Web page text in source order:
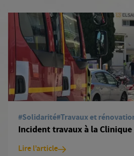
#Solidarité#Travaux et
Incident travaux à la Clinique
Lire l’article